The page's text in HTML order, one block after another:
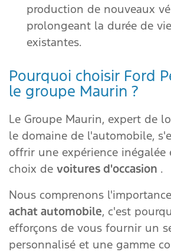
production de nouveaux
prolongeant la durée de
existantes.
Pourquoi choisir Ford
le groupe Maurin ?
Le Groupe Maurin, expert de
le domaine de l'automobile,
offrir une expérience inégalée
choix de voitures d'occasion .
Nous comprenons
achat automobile, c'est
efforçons de vous fournir un
personnalisé et une gamme